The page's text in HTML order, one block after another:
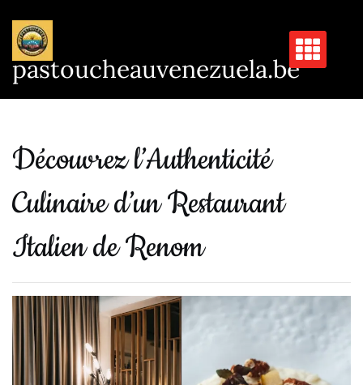
contenu
pastoucheauvenezuela.be
Découvrez l’Authenticité
Culinaire d’un Restaurant
Italien de Renom